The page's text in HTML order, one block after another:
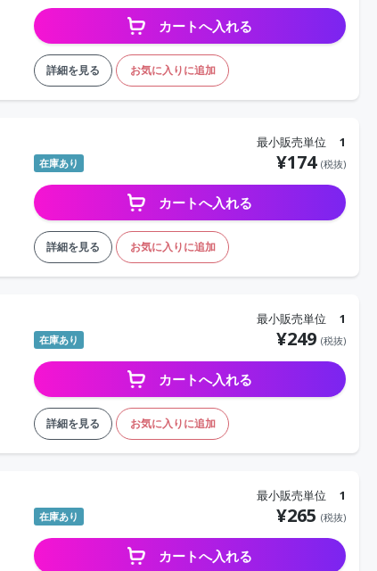
カートへ入れる
詳細を見る お気に入りに追加
最小販売単位 1
在庫あり ¥174 (税抜)
カートへ入れる
詳細を見る お気に入りに追加
最小販売単位 1
在庫あり ¥249 (税抜)
カートへ入れる
詳細を見る お気に入りに追加
最小販売単位 1
在庫あり ¥265 (税抜)
カートへ入れる